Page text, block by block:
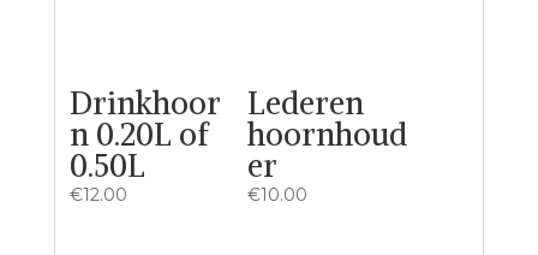
Drinkhoor
n 0.20L of
0.50L
€12.00
Lederen
hoornhoud
er
€10.00